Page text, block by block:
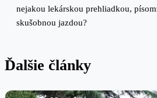
nejakou lekárskou prehliadkou,
skušobnou jazdou?
Ďalšie články